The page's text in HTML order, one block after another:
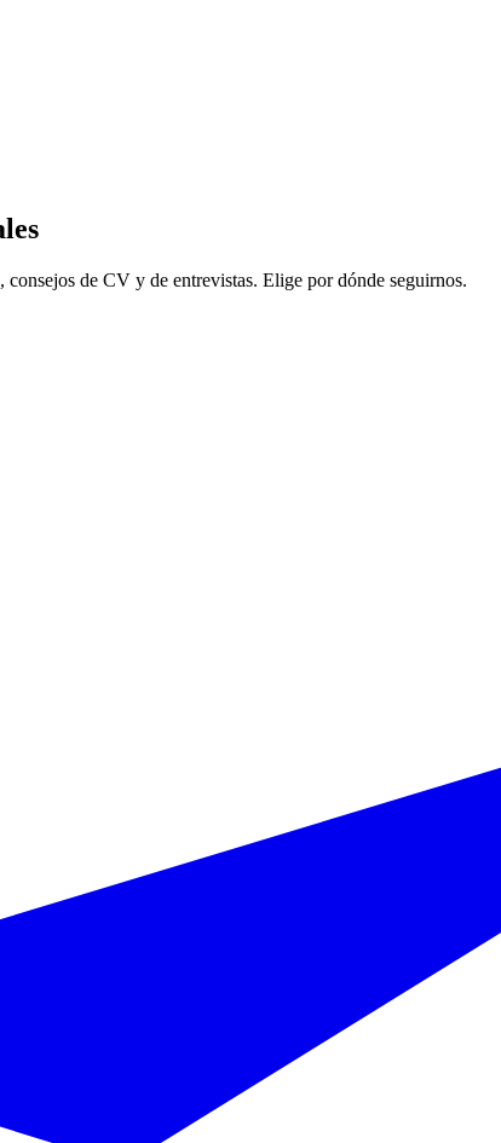
consejos de CV y de entrevistas. Elige por dónde seguirnos.